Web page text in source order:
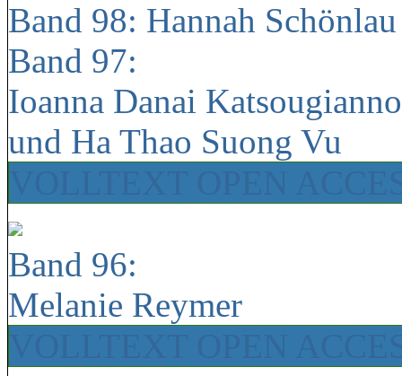
Band 98: Hannah
Band 97:
Ioanna Danai
und Ha Thao Suong Vu
Band 96:
Melanie Reymer